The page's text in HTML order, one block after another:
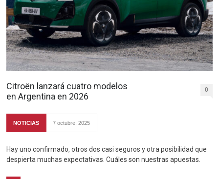
Citroën lanzará cuatro modelos
en Argentina en 2026
0
NOTICIAS 7 octubre, 2025
Hay uno confirmado, otros dos casi seguros y otra posibilidad que
despierta muchas expectativas. Cuáles son nuestras apuestas.